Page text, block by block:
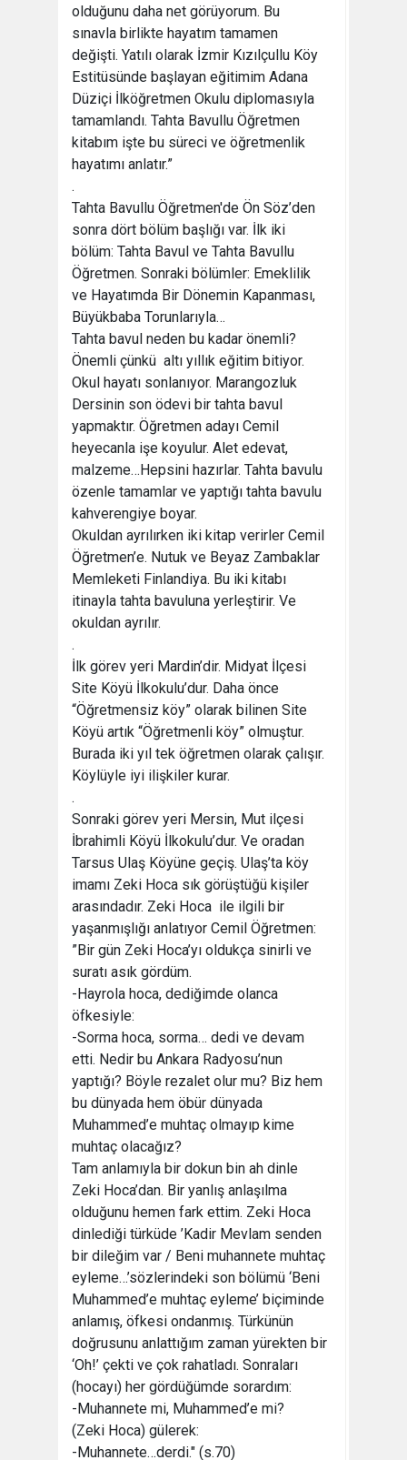
olduğunu daha net görüyorum. Bu
sınavla birlikte hayatım tamamen
değişti. Yatılı olarak İzmir Kızılçullu Köy
Estitüsünde başlayan eğitimim Adana
Düziçi İlköğretmen Okulu diplomasıyla
tamamlandı. Tahta Bavullu Öğretmen
kitabım işte bu süreci ve öğretmenlik
hayatımı anlatır.”
.
Tahta Bavullu Öğretmen'de Ön Söz’den
sonra dört bölüm başlığı var. İlk iki
bölüm: Tahta Bavul ve Tahta Bavullu
Öğretmen. Sonraki bölümler: Emeklilik
ve Hayatımda Bir Dönemin Kapanması,
Büyükbaba Torunlarıyla…
Tahta bavul neden bu kadar önemli?
Önemli çünkü altı yıllık eğitim bitiyor.
Okul hayatı sonlanıyor. Marangozluk
Dersinin son ödevi bir tahta bavul
yapmaktır. Öğretmen adayı Cemil
heyecanla işe koyulur. Alet edevat,
malzeme…Hepsini hazırlar. Tahta bavulu
özenle tamamlar ve yaptığı tahta bavulu
kahverengiye boyar.
Okuldan ayrılırken iki kitap verirler Cemil
Öğretmen’e. Nutuk ve Beyaz Zambaklar
Memleketi Finlandiya. Bu iki kitabı
itinayla tahta bavuluna yerleştirir. Ve
okuldan ayrılır.
.
İlk görev yeri Mardin’dir. Midyat İlçesi
Site Köyü İlkokulu’dur. Daha önce
“Öğretmensiz köy” olarak bilinen Site
Köyü artık “Öğretmenli köy” olmuştur.
Burada iki yıl tek öğretmen olarak çalışır.
Köylüyle iyi ilişkiler kurar.
.
Sonraki görev yeri Mersin, Mut ilçesi
İbrahimli Köyü İlkokulu’dur. Ve oradan
Tarsus Ulaş Köyüne geçiş. Ulaş’ta köy
imamı Zeki Hoca sık görüştüğü kişiler
arasındadır. Zeki Hoca ile ilgili bir
yaşanmışlığı anlatıyor Cemil Öğretmen:
”Bir gün Zeki Hoca’yı oldukça sinirli ve
suratı asık gördüm.
-Hayrola hoca, dediğimde olanca
öfkesiyle:
-Sorma hoca, sorma… dedi ve devam
etti. Nedir bu Ankara Radyosu’nun
yaptığı? Böyle rezalet olur mu? Biz hem
bu dünyada hem öbür dünyada
Muhammed’e muhtaç olmayıp kime
muhtaç olacağız?
Tam anlamıyla bir dokun bin ah dinle
Zeki Hoca’dan. Bir yanlış anlaşılma
olduğunu hemen fark ettim. Zeki Hoca
dinlediği türküde ’Kadir Mevlam senden
bir dileğim var / Beni muhannete muhtaç
eyleme…’sözlerindeki son bölümü ‘Beni
Muhammed’e muhtaç eyleme’ biçiminde
anlamış, öfkesi ondanmış. Türkünün
doğrusunu anlattığım zaman yürekten bir
‘Oh!’ çekti ve çok rahatladı. Sonraları
(hocayı) her gördüğümde sorardım:
-Muhannete mi, Muhammed’e mi?
(Zeki Hoca) gülerek:
-Muhannete…derdi." (s.70)